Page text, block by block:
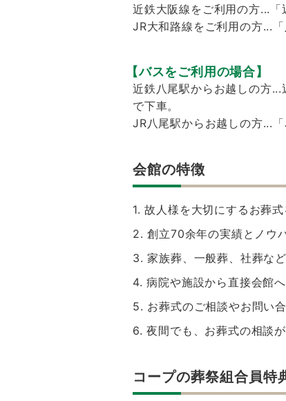
近鉄大阪線をご利用の方...
JR大和路線をご利用の方...
【バスをご利用の場合】
近鉄八尾駅からお越しの方...
で下車。
JR八尾駅からお越しの方...
会館の特徴
1. 故人様を大切にするお葬式
2. 創立70余年の実績とノウ
3. 家族葬、一般葬、社葬な
4. 病院や施設から直接会館
5. お葬式のご相談やお問い
6. 夜間でも、お葬式の相談
コープの葬祭組合員特